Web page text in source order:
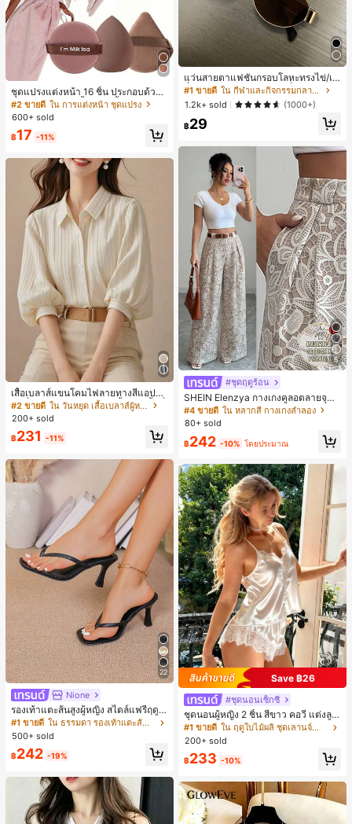
ชุดแปรงแต่งหน้า 16 ชิ้น ประกอบด้วยแ
ปรงแต่งหน้า 13 ชิ้น, ฟองน้ำแต่งหน้ารู
ปหยดน้ำ 1 ชิ้น, แปรงแป้งรองพื้นกลม 1
ชิ้น และฟองน้ำแต่งหน้ารูปสามเหลี่ยม
1 ชิ้น - ชุดคลาสสิก ทำจากขนสังเคราะ
ห์นุ่มและเป็นมิตรต่อผิว เหมาะสำหรับผู้
หญิงและเด็กผู้หญิง เหมาะสำหรับฤดูใบ
ไม้ร่วงและฤดูหนาว
#2 ขายดี ใน การแต่งหน้า ชุดแปรง
600+ sold
฿17 -11%
เสื้อเบลาส์แขนโคมไฟลายทางสีแอปริค
อตที่หรูหราสำหรับผู้หญิง, เสื้อแขนสั้นที่
ใช้ได้หลากหลายสำหรับการเดินทาง, ตั
ดแบบสุ่มสำหรับฤดูร้อน
#2 ขายดี
ใน วันหยุด เสื้อเบลาส์ผู้หญิง
200+ sold
฿231 -11%
22
Nione
รองเท้าแตะส้นสูงผู้หญิง สไตล์แฟรี่ฤดูร้
อน ส้นบาง แบบคีบ แต่งสายคาดผม รอ
งเท้าแตะชายหาดสำหรับเที่ยวพักผ่อน
แฟชั่นสายไขว้ สำหรับเดทไนท์
#1 ขายดี
ใน ธรรมดา รองเท้าแตะส้นสูงผู้หญิง
500+ sold
฿242 -19%
แว่นสายตาแฟชั่นกรอบโลหะทรงไข่/เห
ลี่ยมสำหรับผู้หญิง (กรอบครึ่ง), เหมาะ
สำหรับใส่ในชีวิตประจำวันและกิจกรรม
กลางแจ้ง
#1 ขายดี
ใน กีฬาและกิจกรรมกลางแจ้ง
1.2k+ sold
(1000+)
฿29
5
#ชุดฤดูร้อน
SHEIN Elenzya กางเกงคูลอตลายจุดเ
อวสูงแบบใหม่สำหรับฤดูใบไม้ผลิ/ฤดูร้อ
น, สไตล์หรูหราเหมาะสำหรับใส่ในชีวิต
ประจำวันและทำงาน, ให้ความรู้สึกวินเ
ทจสำหรับฤดูรับปริญญา, เทศกาลดนตร
ี, การแข่งม้าดาร์บี้, วันประกาศอิสรภาพ
#4 ขายดี ใน หลากสี กางเกงลำลอง
80+ sold
฿242 -10% โดยประมาณ
Save ฿26
#ชุดนอนเซ็กซี่
ชุดนอนผู้หญิง 2 ชิ้น สีขาว คอวี แต่งลูก
ไม้แบบแพตช์เวิร์ก ชุดนอนใส่ในบ้าน
สำหรับเธอ
#1 ขายดี
ใน ฤดูใบไม้ผลิ ชุดเลานจ์สำหรับผู้หญิง
200+ sold
฿233 -10%